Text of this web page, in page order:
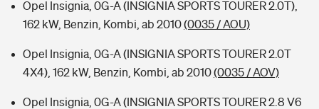
Opel Insignia, 0G-A (INSIGNIA SPORTS TOURER 2.0T),
162 kW, Benzin, Kombi, ab 2010(0035 / AOU)
Opel Insignia, 0G-A (INSIGNIA SPORTS TOURER 2.0T
4X4), 162 kW, Benzin, Kombi, ab 2010(0035 / AOV)
Opel Insignia, 0G-A (INSIGNIA SPORTS TOURER 2.8 V6